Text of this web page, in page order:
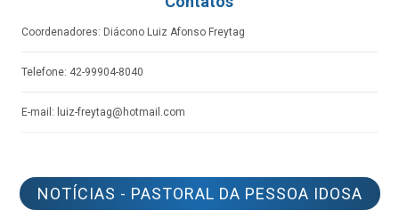
Coordenadores: Diácono Luiz Afonso Freytag
Telefone: 42-99904-8040
E-mail: luiz-freytag@hotmail.com
NOTÍCIAS - PASTORAL DA PESSOA IDOSA